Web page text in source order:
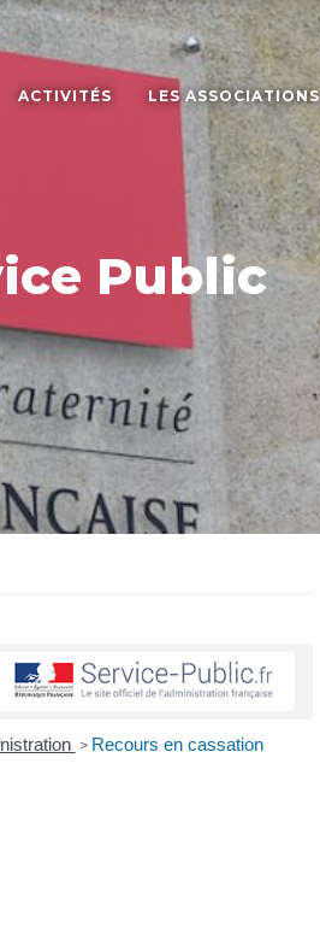
ACTIVITÉS LES ASSOCIATIONS
Public
> Recours en cassation